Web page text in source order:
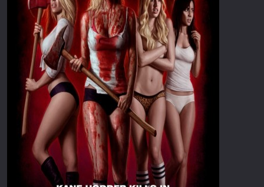
Ιστορικές
Καταστροφής
Κλασσικές